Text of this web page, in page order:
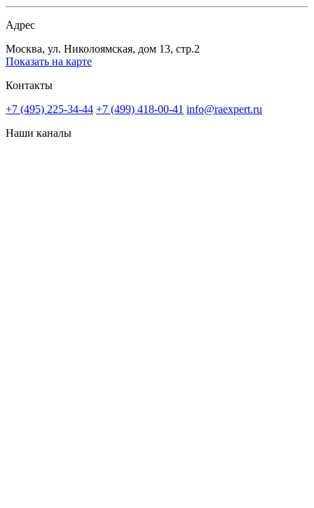
Адрес
Москва, ул. Николоямская, дом 13, стр.2
Показать на карте
Контакты
+7 (495) 225-34-44 +7 (499) 418-00-41 info@raexpert.ru
Наши каналы